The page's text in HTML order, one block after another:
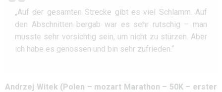
„Auf der gesamten Strecke gibt es viel Schlamm. Auf
den Abschnitten bergab war es sehr rutschig – man
musste sehr vorsichtig sein, um nicht zu stürzen. Aber
ich habe es genossen und bin sehr zufrieden.“
Andrzej Witek (Polen – mozart Marathon – 50K – erster